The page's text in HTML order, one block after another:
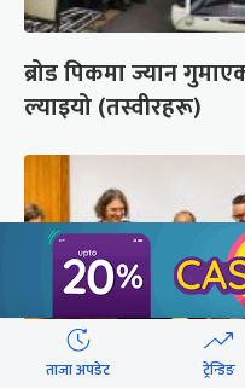
ब्रोड पिकमा ज्यान
ल्याइयो (तस्वीरहरू)
ताजा अपडेट ट्रेन्डिङ